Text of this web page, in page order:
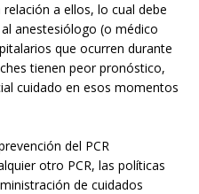
a ellos, lo cual debe
anestesiólogo (o médico
que ocurren durante
tienen peor pronóstico,
cuidado en esos momentos
del PCR
otro PCR, las políticas
de cuidados